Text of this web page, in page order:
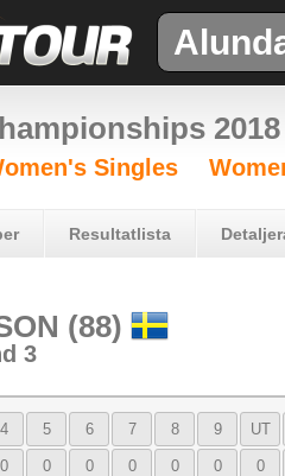
2018
Singles
Resultatlista
(88)
3
4 5 6 7 8 9 UT
0 0 0 0 0 0 0